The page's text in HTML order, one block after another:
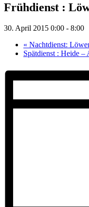
Frühdienst :
30. April 2015 0:00 - 8:00
« Nachtdienst:
Spätdienst : Heide –